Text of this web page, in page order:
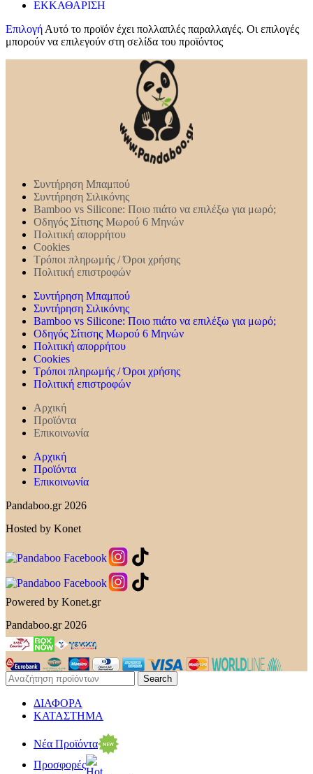
ΕΚΚΑΘΑΡΙΣΗ
Επιλογή Αυτό το προϊόν έχει πολλαπλές παραλλαγές. Οι επιλογές
μπορούν να επιλεγούν στη σελίδα του προϊόντος
Συντήρηση Mπαμπού
Συντήρηση Σιλικόνης
Bamboo vs Silicone: Ποιο πιάτο να επιλέξω για μωρό;
Οδηγός Σίτισης Μωρού 6 Μηνών
Πολιτική απορρήτου
Cookies
Τρόποι πληρωμής / Όροι χρήσης
Πολιτική επιστροφών
Συντήρηση Mπαμπού
Συντήρηση Σιλικόνης
Bamboo vs Silicone: Ποιο πιάτο να επιλέξω για μωρό;
Οδηγός Σίτισης Μωρού 6 Μηνών
Πολιτική απορρήτου
Cookies
Τρόποι πληρωμής / Όροι χρήσης
Πολιτική επιστροφών
Αρχική
Προϊόντα
Επικοινωνία
Αρχική
Προϊόντα
Επικοινωνία
Pandaboo.gr 2026
Hosted by Konet
Powered by Konet.gr
Pandaboo.gr 2026
Search
ΔΙΑΦΟΡΑ
ΚΑΤΑΣΤΗΜΑ
Νέα Προϊόντα
Προσφορές